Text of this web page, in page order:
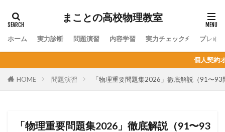
まことの高校物理教室
ホーム 実力診断 問題演習 内容学習 実力チェック⚡ プレミ
個人契約オンライン家庭教師の生徒募
HOME 問題演習 「物理重要問題集2026」徹底解説（91〜
「物理重要問題集2026」徹底解説（91〜93